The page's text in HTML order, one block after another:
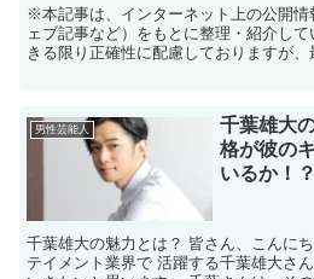
※本記事は、インターネット上の公開情
ェブ記事など）をもとに整理・紹介し
きる限り正確性に配慮しておりますが、
男性芸能人
千葉雄大
格が彼の
いるか！？
千葉雄大の魅力とは？ 皆さん、こんに
テイメント業界で 活躍する千葉雄大さ